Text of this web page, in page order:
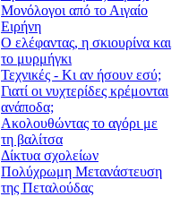
Μονόλογοι από το Αιγαίο
Ειρήνη
Ο ελέφαντας, η σκιουρίνα και
το μυρμήγκι
Τεχνικές - Κι αν ήσουν εσύ;
Γιατί οι νυχτερίδες κρέμονται
ανάποδα;
Ακολουθώντας το αγόρι με
τη βαλίτσα
Δίκτυα σχολείων
Πολύχρωμη Μετανάστευση
της Πεταλούδας